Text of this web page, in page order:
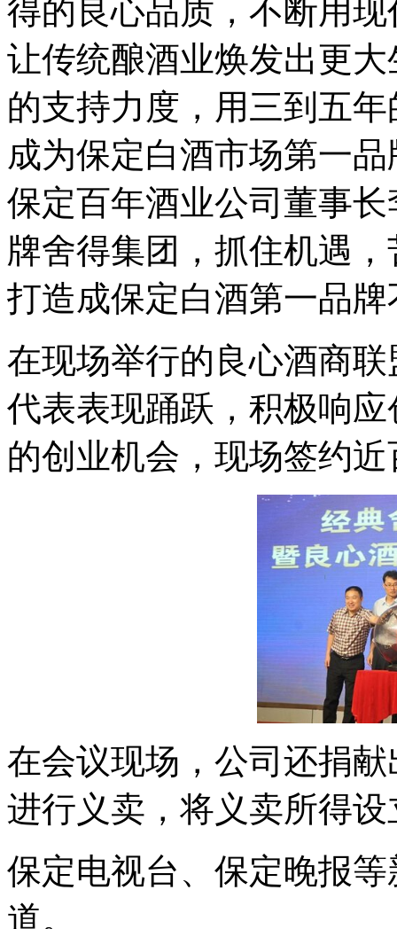
得的良心品质，不断用
让传统酿酒业焕发出更
的支持力度，用三到五
成为保定白酒市场第一
保定百年酒业公司董事
牌舍得集团，抓住机遇
打造成保定白酒第一品
在现场举行的良心酒商
代表表现踊跃，积极响
的创业机会，现场签约近
在会议现场，公司还捐
进行义卖，将义卖所得
保定电视台、保定晚报
道。